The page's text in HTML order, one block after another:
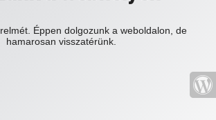
Éppen dolgozunk a weboldalon, de
hamarosan visszatérünk.